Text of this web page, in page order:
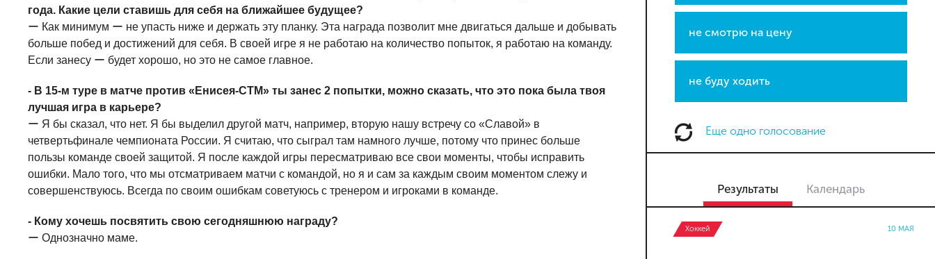
года. Какие цели ставишь для себя на ближайшее будущее?
ー Как минимум ー не упасть ниже и держать эту планку. Эта награда позволит мне двигаться дальше и добывать
больше побед и достижений для себя. В своей игре я не работаю на количество попыток, я работаю на команду.
Если занесу ー будет хорошо, но это не самое главное.
- В 15-м туре в матче против «Енисея-СТМ» ты занес 2 попытки, можно сказать, что это пока была твоя
лучшая игра в карьере?
ー Я бы сказал, что нет. Я бы выделил другой матч, например, вторую нашу встречу со «Славой» в
четвертьфинале чемпионата России. Я считаю, что сыграл там намного лучше, потому что принес больше
пользы команде своей защитой. Я после каждой игры пересматриваю все свои моменты, чтобы исправить
ошибки. Мало того, что мы отсматриваем матчи с командой, но я и сам за каждым своим моментом слежу и
совершенствуюсь. Всегда по своим ошибкам советуюсь с тренером и игроками в команде.
- Кому хочешь посвятить свою сегодняшнюю награду?
ー Однозначно маме.
не смотрю на цену
не буду ходить
Еще одно голосование
Результаты Календарь
Хоккей 10 МАЯ